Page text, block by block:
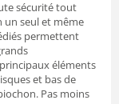
sécurité tout
un seul et même
permettent
éléments
et bas de
Pas moins